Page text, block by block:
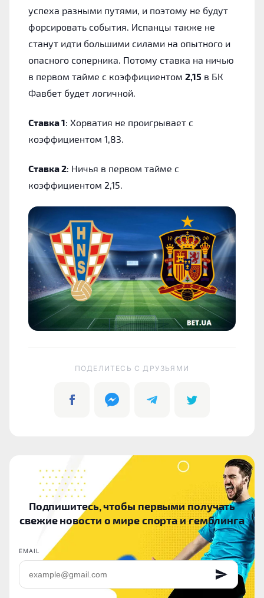
успеха разными путями, и поэтому не будут
форсировать события. Испанцы также не
станут идти большими силами на опытного и
опасного соперника. Потому ставка на ничью
в первом тайме с коэффициентом 2,15 в БК
Фавбет будет логичной.
Ставка 1: Хорватия не проигрывает с
коэффициентом 1,83.
Ставка 2: Ничья в первом тайме с
коэффициентом 2,15.
ПОДЕЛИТЕСЬ C ДРУЗЬЯМИ
Подпишитесь, чтобы первыми получать
свежие новости о мире спорта и гемблинга
EMAIL